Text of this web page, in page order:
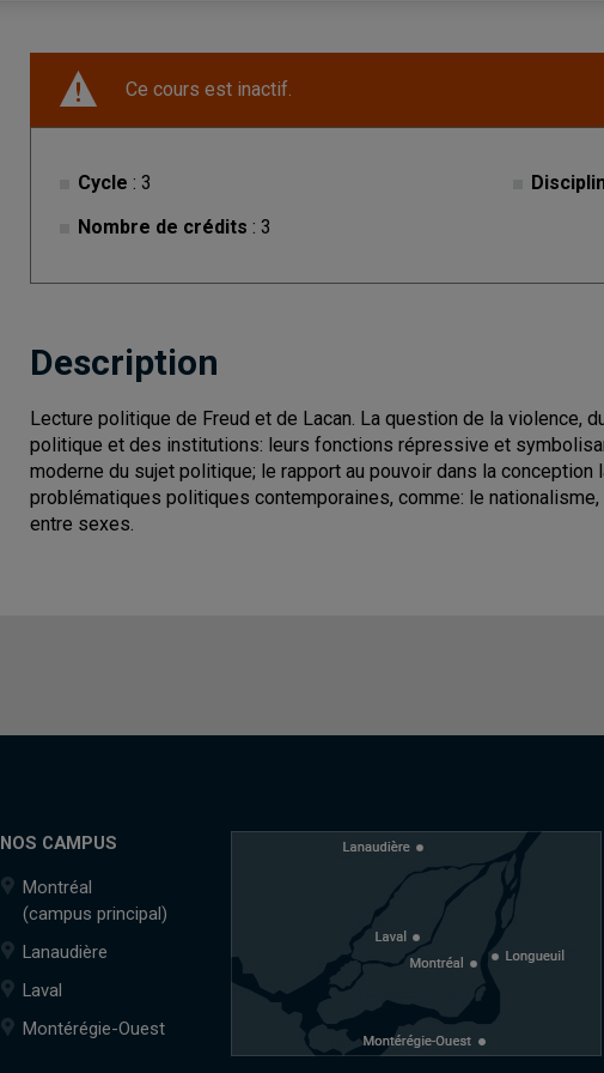
Ce cours est inactif.
Cycle : 3
Nombre de crédits : 3
Description
Lecture politique de Freud et de Lacan. La question de la violence,
politique et des institutions: leurs fonctions répressive et
moderne du sujet politique; le rapport au pouvoir dans la
problématiques politiques contemporaines, comme: le
entre sexes.
NOS CAMPUS
Montréal
(campus principal)
Lanaudière
Laval
Montérégie-Ouest